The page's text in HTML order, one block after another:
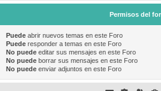
Permisos del
Puede abrir nuevos temas en este Foro
Puede responder a temas en este Foro
No puede editar sus mensajes en este Foro
No puede borrar sus mensajes en este Foro
No puede enviar adjuntos en este Foro